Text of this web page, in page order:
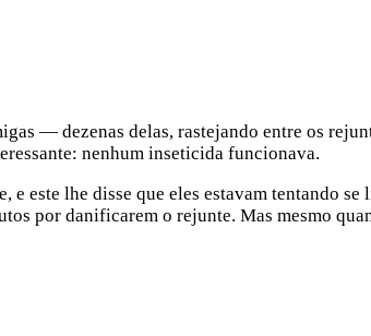
— dezenas delas, rastejando entre os
nenhum inseticida funcionava.
este lhe disse que eles estavam tentando
por danificarem o rejunte. Mas mesmo